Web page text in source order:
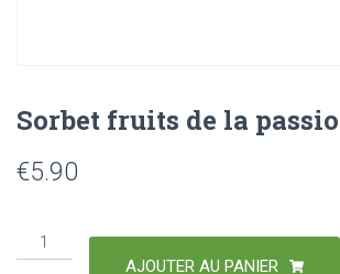
Sorbet fruits de la
€5.90
AJOUTER AU PANIER